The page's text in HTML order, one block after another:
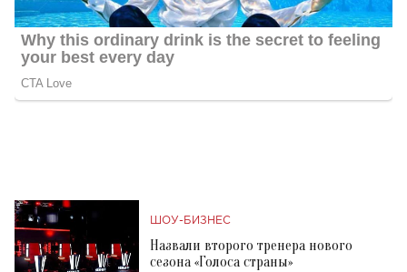
ШОУ-БИЗНЕС
Назвали второго тренера нового
сезона «Голоса страны»